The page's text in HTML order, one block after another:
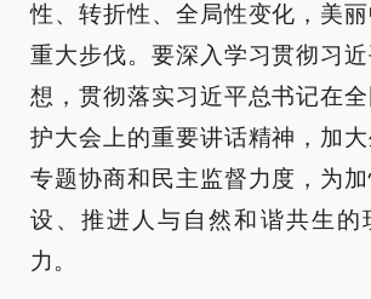
性、转折性、全局性变化，美
重大步伐。要深入学习贯彻习
想，贯彻落实习近平总书记在
护大会上的重要讲话精神，加
专题协商和民主监督力度，为
设、推进人与自然和谐共生的
力。